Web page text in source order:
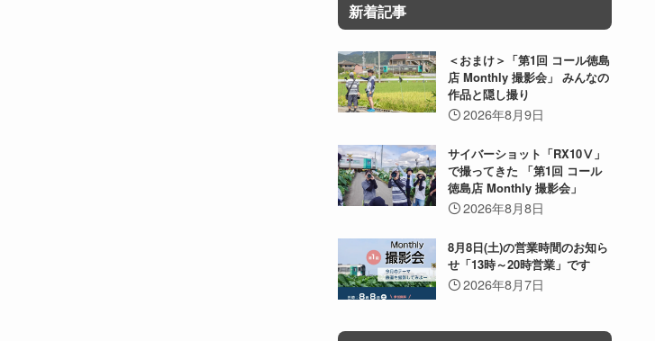
新着記事
＜おまけ＞「第1回 コール徳島
店 Monthly 撮影会」 みんなの
作品と隠し撮り
2026年8月9日
サイバーショット「RX10Ⅴ」
で撮ってきた 「第1回 コール
徳島店 Monthly 撮影会」
2026年8月8日
8月8日(土)の営業時間のお知ら
せ「13時～20時営業」です
2026年8月7日